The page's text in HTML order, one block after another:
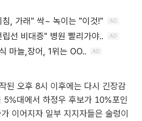
된 오후 8시 이후에는 다시 긴장감
5%대에서 하정우 후보가 10%포인
이어지자 일부 지지자들은 술렁이